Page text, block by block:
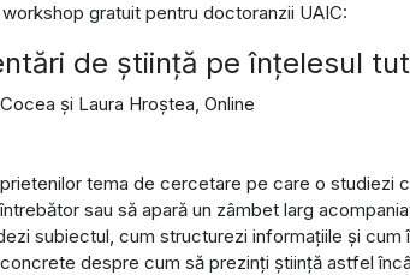
gratuit pentru doctoranzii UAIC:
de știință pe înțelesul
și Laura Hroștea, Online
tema de cercetare pe care o studiezi
sau să apară un zâmbet larg
subiectul, cum structurezi informațiile și cum
despre cum să prezinți știință astfel